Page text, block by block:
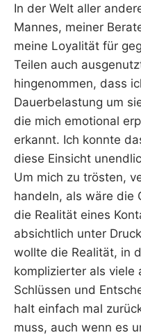
In der Welt aller
Mannes, meiner
meine Loyalität für
Teilen auch
hingenommen, dass
Dauerbelastung um
die mich emotional
erkannt. Ich konnte
diese Einsicht
Um mich zu trösten,
handeln, als wäre die
die Realität eines
absichtlich unter
wollte die Realität, in
komplizierter als viele
Schlüssen und
halt einfach mal
muss, auch wenn es